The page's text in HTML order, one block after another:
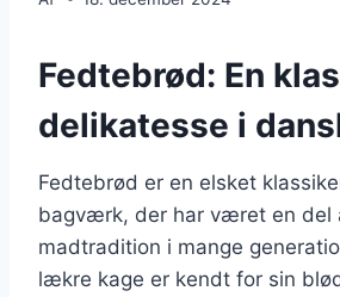
Fedtebrød: En
delikatesse i
Fedtebrød er en elsket
bagværk, der har været en del
madtradition i mange
lækre kage er kendt for sin